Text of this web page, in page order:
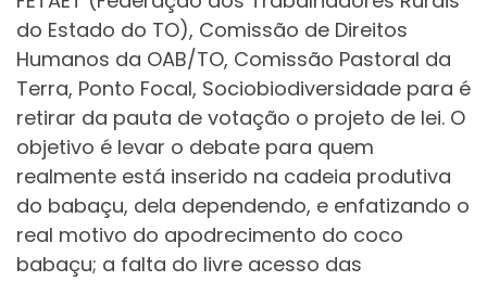
do Estado do TO), Comissão de Direitos
Humanos da OAB/TO, Comissão Pastoral da
Terra, Ponto Focal, Sociobiodiversidade para é
retirar da pauta de votação o projeto de lei. O
objetivo é levar o debate para quem
realmente está inserido na cadeia produtiva
do babaçu, dela dependendo, e enfatizando o
real motivo do apodrecimento do coco
babaçu; a falta do livre acesso das